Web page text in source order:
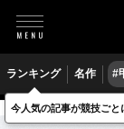
ランキング 名作 #
モータースポーツ
今人気の記事が競技ごと